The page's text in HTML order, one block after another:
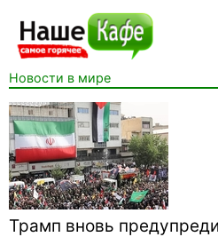
Новости в мире
Трамп вновь